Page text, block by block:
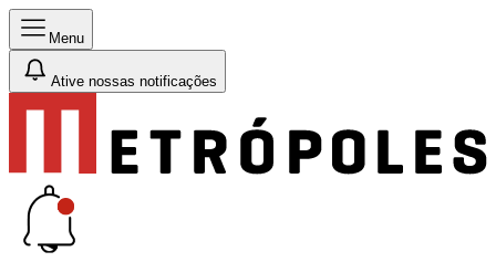
Menu
Ative nossas notificações